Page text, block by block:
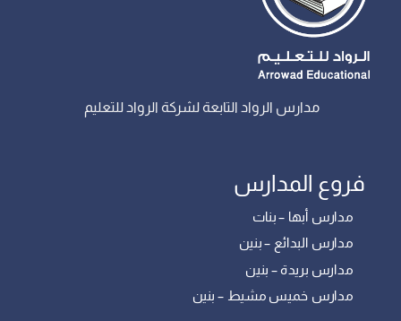
مدارس الرواد التابعة لشركة الرواد للتعليم
فروع المدارس
مدارس أبها – بنات
مدارس البدائع – بنين
مدارس بريدة – بنين
مدارس خميس مشيط – بنين